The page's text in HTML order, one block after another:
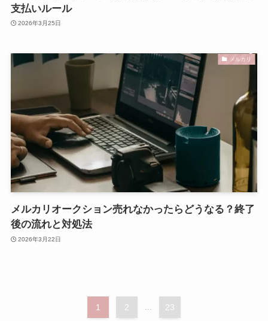
支払いルール
2026年3月25日
メルカリ
メルカリオークション売れなかったらどうなる？終了
後の流れと対処法
2026年3月22日
1 2 ... 23